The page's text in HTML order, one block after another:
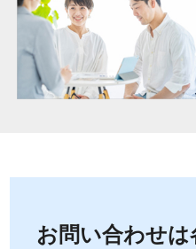
お問い合わせ